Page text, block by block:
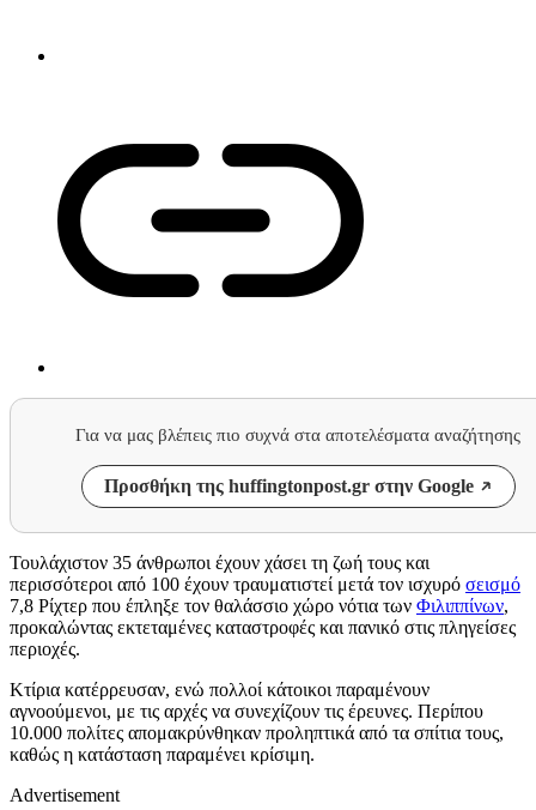
Για να μας βλέπεις πιο συχνά στα αποτελέσματα αναζήτησης
Προσθήκη της huffingtonpost.gr στην Google
Τουλάχιστον 35 άνθρωποι έχουν χάσει τη ζωή τους και
περισσότεροι από 100 έχουν τραυματιστεί μετά τον ισχυρό σεισμό
7,8 Ρίχτερ που έπληξε τον θαλάσσιο χώρο νότια των Φιλιππίνων,
προκαλώντας εκτεταμένες καταστροφές και πανικό στις πληγείσες
περιοχές.
Κτίρια κατέρρευσαν, ενώ πολλοί κάτοικοι παραμένουν
αγνοούμενοι, με τις αρχές να συνεχίζουν τις έρευνες. Περίπου
10.000 πολίτες απομακρύνθηκαν προληπτικά από τα σπίτια τους,
καθώς η κατάσταση παραμένει κρίσιμη.
Advertisement